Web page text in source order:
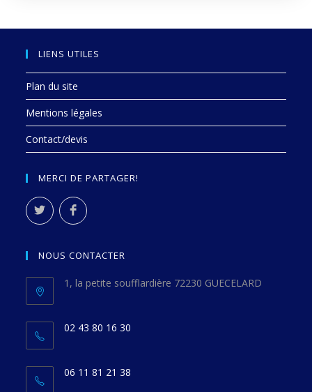
LIENS UTILES
Plan du site
Mentions légales
Contact/devis
MERCI DE PARTAGER!
NOUS CONTACTER
1, la petite soufflardière 72230 GUECELARD
02 43 80 16 30
06 11 81 21 38